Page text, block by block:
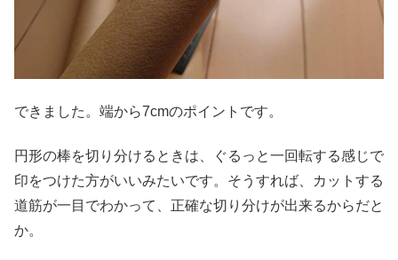
できました。端から7cmのポイントです。
円形の棒を切り分けるときは、ぐるっと一回転する感じで
印をつけた方がいいみたいです。そうすれば、カットする
道筋が一目でわかって、正確な切り分けが出来るからだと
か。